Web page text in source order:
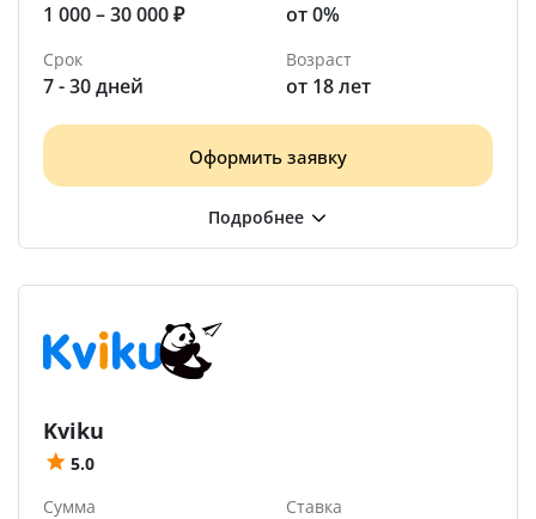
1 000 – 30 000 ₽ от 0%
Срок
7 - 30 дней
Возраст
от 18 лет
Оформить заявку
Kviku
5.0
Сумма
Ставка